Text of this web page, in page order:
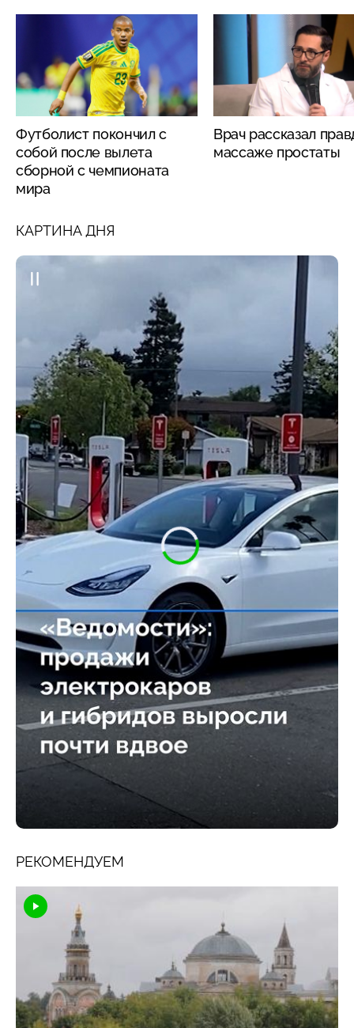
Футболист покончил с
собой после вылета
сборной с чемпионата
мира
Врач рассказал
массаже простаты
КАРТИНА ДНЯ
РЕКОМЕНДУЕМ